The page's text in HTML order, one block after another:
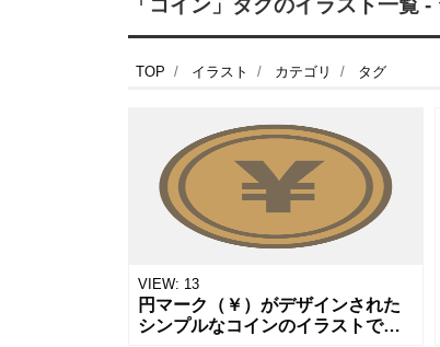
「コイン」タグのイラスト一覧 -
TOP イラスト カテゴリ タグ
VIEW: 13
円マーク（￥）がデザインされた
シンプルなコインのイラストで